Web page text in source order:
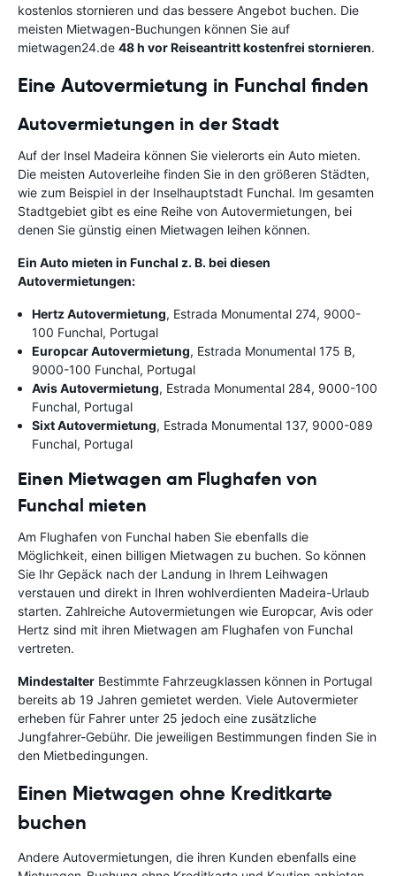
kostenlos stornieren und das bessere Angebot buchen. Die
meisten Mietwagen-Buchungen können Sie auf
mietwagen24.de 48 h vor Reiseantritt kostenfrei stornieren.
Eine Autovermietung in Funchal finden
Autovermietungen in der Stadt
Auf der Insel Madeira können Sie vielerorts ein Auto mieten.
Die meisten Autoverleihe finden Sie in den größeren Städten,
wie zum Beispiel in der Inselhauptstadt Funchal. Im gesamten
Stadtgebiet gibt es eine Reihe von Autovermietungen, bei
denen Sie günstig einen Mietwagen leihen können.
Ein Auto mieten in Funchal z. B. bei diesen
Autovermietungen:
Hertz Autovermietung, Estrada Monumental 274, 9000-
100 Funchal, Portugal
Europcar Autovermietung, Estrada Monumental 175 B,
9000-100 Funchal, Portugal
Avis Autovermietung, Estrada Monumental 284, 9000-100
Funchal, Portugal
Sixt Autovermietung, Estrada Monumental 137, 9000-089
Funchal, Portugal
Einen Mietwagen am Flughafen von
Funchal mieten
Am Flughafen von Funchal haben Sie ebenfalls die
Möglichkeit, einen billigen Mietwagen zu buchen. So können
Sie Ihr Gepäck nach der Landung in Ihrem Leihwagen
verstauen und direkt in Ihren wohlverdienten Madeira-Urlaub
starten. Zahlreiche Autovermietungen wie Europcar, Avis oder
Hertz sind mit ihren Mietwagen am Flughafen von Funchal
vertreten.
Mindestalter Bestimmte Fahrzeugklassen können in Portugal
bereits ab 19 Jahren gemietet werden. Viele Autovermieter
erheben für Fahrer unter 25 jedoch eine zusätzliche
Jungfahrer-Gebühr. Die jeweiligen Bestimmungen finden Sie in
den Mietbedingungen.
Einen Mietwagen ohne Kreditkarte
buchen
Andere Autovermietungen, die ihren Kunden ebenfalls eine